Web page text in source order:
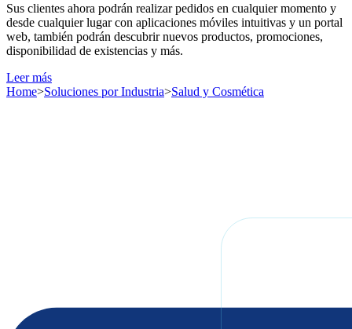
Sus clientes ahora podrán realizar pedidos en cualquier momento y
desde cualquier lugar con aplicaciones móviles intuitivas y un portal
web, también podrán descubrir nuevos productos, promociones,
disponibilidad de existencias y más.
Leer más
Home>Soluciones por Industria>Salud y Cosmética